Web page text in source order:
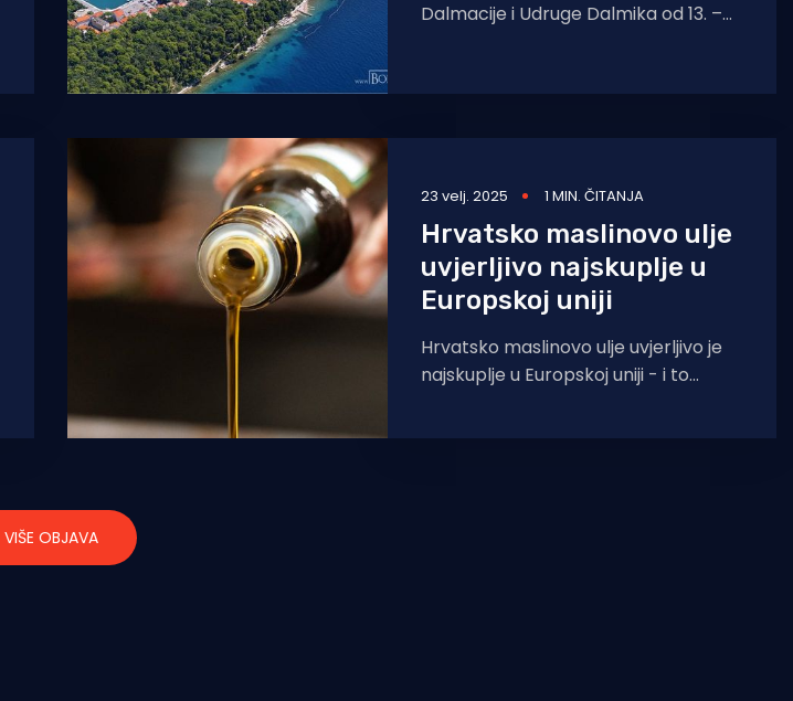
Dalmacije i Udruge Dalmika od 13. –
maslinara i
23 velj. 2025 1 MIN. ČITANJA
Hrvatsko maslinovo ulje
uvjerljivo najskuplje u
Europskoj uniji
Hrvatsko maslinovo ulje uvjerljivo je
najskuplje u Europskoj uniji - i to
VIŠE OBJAVA